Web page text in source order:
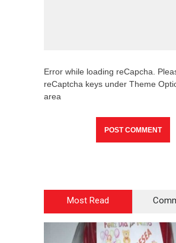
Error while loading reCapcha.
reCaptcha keys under Theme
area
Most Read